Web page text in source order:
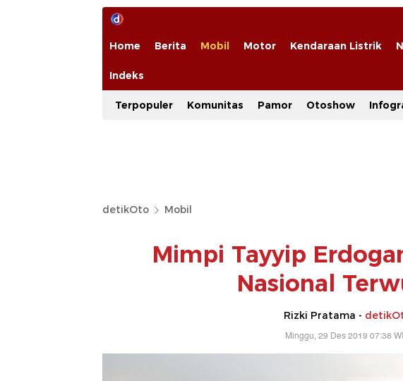
Home Berita Mobil Motor Kendaraan Listrik
Indeks
Terpopuler Komunitas Pamor Otoshow
detikOto Mobil
Mimpi Tayyip
Nasional
Rizki Pratama -
Minggu, 29 Des 2019 07:38